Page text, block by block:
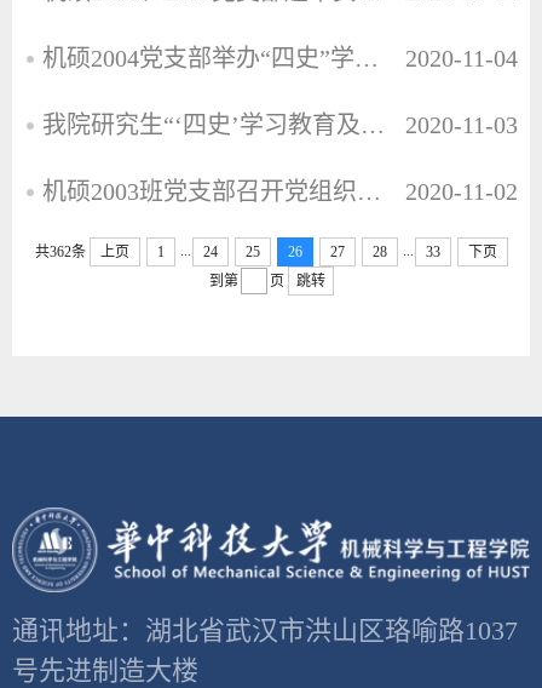
机硕2004党支部举办“四史”学习专题党课活动 2020-11-04
我院研究生“‘四史’学习教育及防疫知识竞赛” 成功举办 2020-11-03
机硕2003班党支部召开党组织生活会 2020-11-02
共362条 上页 1 24 25 26 27 28 33
下页
到第
页 跳转
通讯地址：湖北省武汉市洪山区珞喻路1037
号先进制造大楼